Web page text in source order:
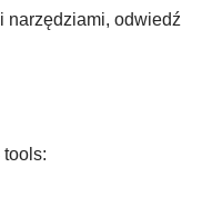
narzędziami, odwiedź
tools: